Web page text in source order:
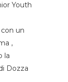
Youth
un
,
la
Dozza